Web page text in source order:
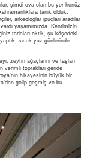
şimdi ova olan bu yer henüz
tanık olduk.
arkeologlar ipuçları aradılar
yaşamımızda. Kentimizin
tarlaları ektik, şu köşedeki
sıcak yaz günlerinde
zeytin ağaçlarını ve taşları
verimli toprakları geride
hikayesinin büyük bir
gelip geçmiş ve bu